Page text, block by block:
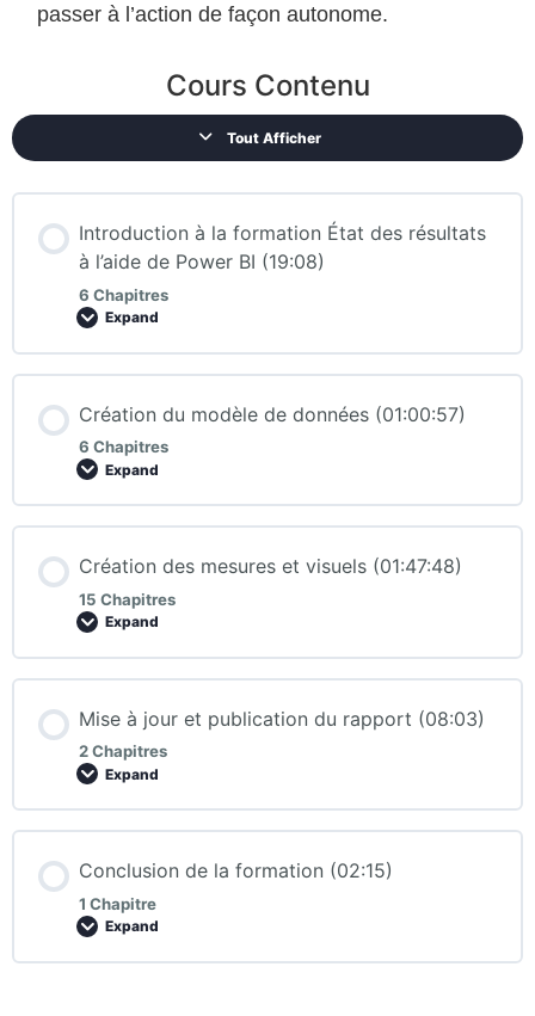
passer à l’action de façon autonome.
Cours Contenu
Tout Afficher
Introduction à la formation État des résultats
à l’aide de Power BI (19:08)
6 Chapitres
Expand
Création du modèle de données (01:00:57)
6 Chapitres
Expand
Création des mesures et visuels (01:47:48)
15 Chapitres
Expand
Mise à jour et publication du rapport (08:03)
2 Chapitres
Expand
Conclusion de la formation (02:15)
1 Chapitre
Expand